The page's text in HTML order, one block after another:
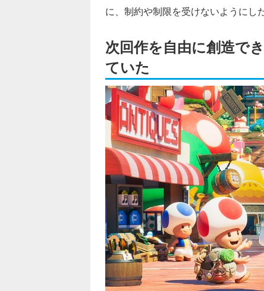
に、制約や制限を受けないようにし
次回作を自由に創造で
ていた